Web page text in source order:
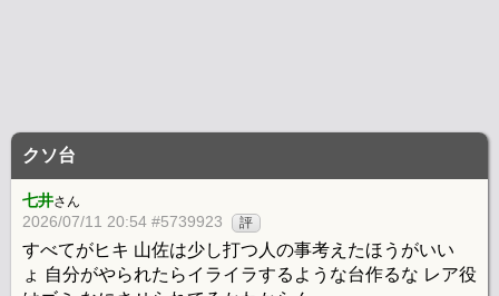
クソ台
七井さん
2026/07/11 20:54 #5739923 評
すべてがヒキ 山佐は少し打つ人の事考えたほうがいい
ょ 自分がやられたらイライラするような台作るな レア役